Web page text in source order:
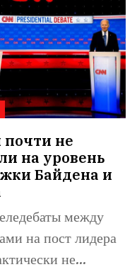
не
на уровень
Байдена и
между
на пост лидера
не